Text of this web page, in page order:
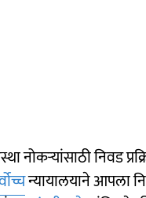
नोकऱ्यांसाठी निवड
न्यायालयाने आपला